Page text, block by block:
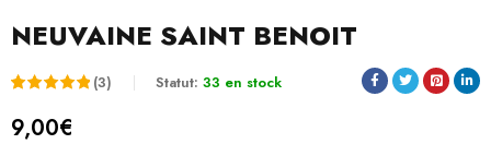
NEUVAINE SAINT BENOIT
(3) Statut: 33 en stock
9,00€